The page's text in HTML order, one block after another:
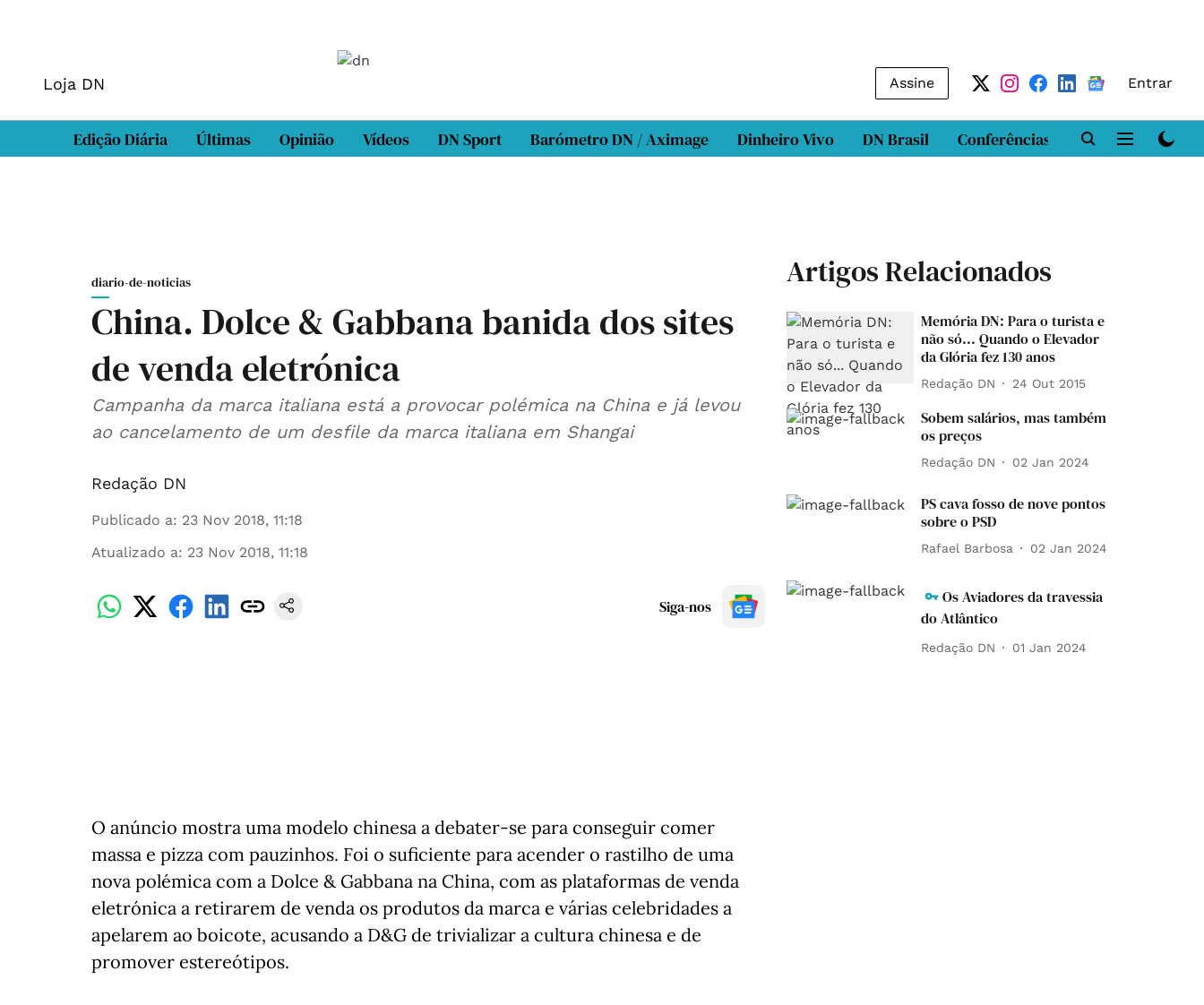
Loja DN Assine Entrar
Edição Diária Últimas Opinião Vídeos DN Sport Barómetro DN / Aximage Dinheiro Vivo DN Brasil Conferências DN LAB
diario-de-noticias
China. Dolce & Gabbana banida dos sites
de venda eletrónica
Campanha da marca italiana está a provocar polémica na China e já levou
ao cancelamento de um desfile da marca italiana em Shangai
Redação DN
Publicado a: 23 Nov 2018, 11:18
Atualizado a: 23 Nov 2018, 11:18
Siga-nos
O anúncio mostra uma modelo chinesa a debater-se para conseguir comer
massa e pizza com pauzinhos. Foi o suficiente para acender o rastilho de uma
nova polémica com a Dolce & Gabbana na China, com as plataformas de venda
eletrónica a retirarem de venda os produtos da marca e várias celebridades a
apelarem ao boicote, acusando a D&G de trivializar a cultura chinesa e de
promover estereótipos.
Artigos Relacionados
Memória DN: Para o turista e
não só... Quando o Elevador
da Glória fez 130 anos
Redação DN 24 Out 2015
Sobem salários, mas também
os preços
Redação DN 02 Jan 2024
PS cava fosso de nove pontos
sobre o PSD
Rafael Barbosa 02 Jan 2024
Os Aviadores da travessia
do Atlântico
Redação DN 01 Jan 2024